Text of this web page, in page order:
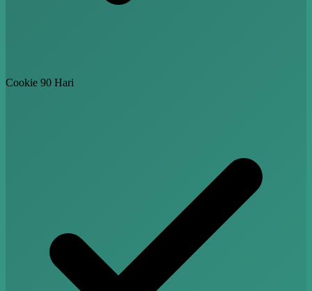
Cookie 90 Hari